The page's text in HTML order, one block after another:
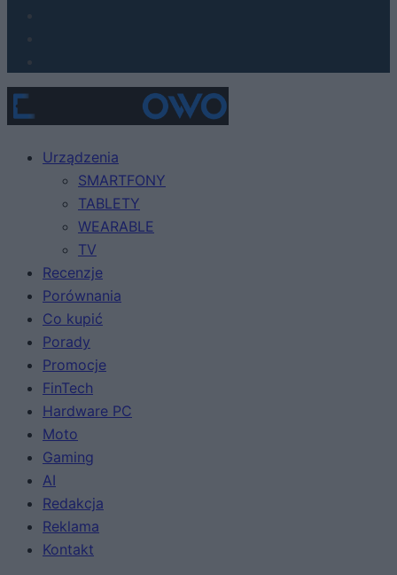
Urządzenia
SMARTFONY
TABLETY
WEARABLE
TV
Recenzje
Porównania
Co kupić
Porady
Promocje
FinTech
Hardware PC
Moto
Gaming
AI
Redakcja
Reklama
Kontakt